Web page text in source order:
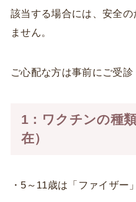
該当する場合には、安全の
ません。
ご心配な方は事前にご受診
1：ワクチンの種
在）
・5～11歳は「ファイザー